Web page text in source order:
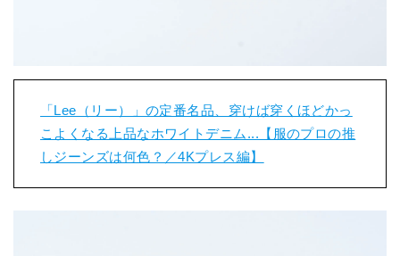
「Lee（リー）」の定番名品、穿けば穿くほどかっ
こよくなる上品なホワイトデニム...【服のプロの推
しジーンズは何色？／4Kプレス編】